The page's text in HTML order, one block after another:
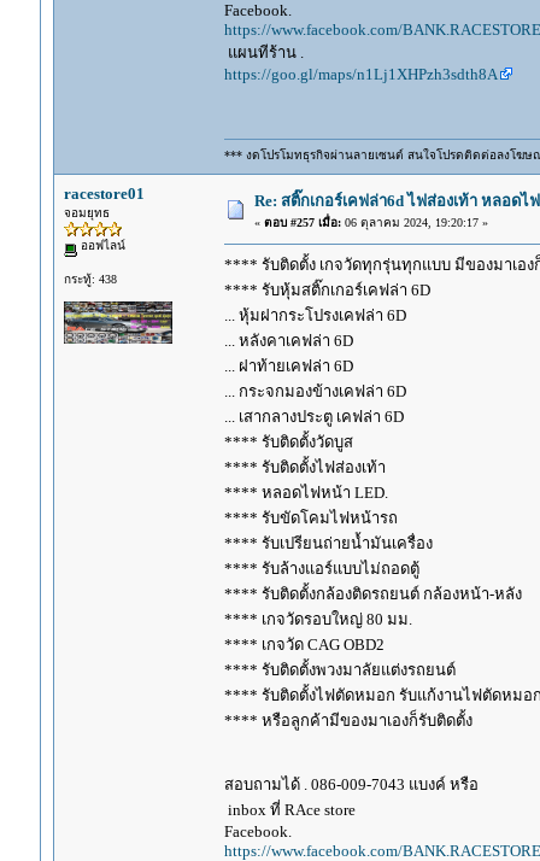
Facebook.
https://www.facebook.com/
แผนทีร้าน .
https://goo.gl/maps/n1Lj1XHPzh3sdth8A
*** งดโปรโมทธุรกิจผ่านลายเซนต์ สนใจโปรดติดต่อลงโฆษ
racestore01
จอมยุทธ
ออฟไลน์
กระทู้: 438
Re: สติ๊กเกอร์เคฟล่า6d ไฟส่องเท้า หลอด
« ตอบ #257 เมื่อ:06 ตุลาคม 2024, 19:20:17 »
**** รับติดตั้ง เกจวัดทุกรุ่นทุกแบบ มีของมาเอง
**** รับหุ้มสติ๊กเกอร์เคฟล่า 6D
... หุ้มฝากระโปรงเคฟล่า 6D
... หลังคาเคฟล่า 6D
... ฝาท้ายเคฟล่า 6D
... กระจกมองข้างเคฟล่า 6D
... เสากลางประตู เคฟล่า 6D
**** รับติดตั้งวัดบูส
**** รับติดตั้งไฟส่องเท้า
**** หลอดไฟหน้า LED.
**** รับขัดโคมไฟหน้ารถ
**** รับเปรียนถ่ายน้ำมันเครื่อง
**** รับล้างแอร์แบบไม่ถอดตู้
**** รับติดตั้งกล้องติดรถยนต์ กล้องหน้า-หลัง
**** เกจวัดรอบใหญ่ 80 มม.
**** เกจวัด CAG OBD2
**** รับติดตั้งพวงมาลัยแต่งรถยนต์
**** รับติดตั้งไฟตัดหมอก รับแก้งานไฟตัดหมอ
**** หรือลูกค้ามีของมาเองก็รับติดตั้ง
สอบถามได้ . 086-009-7043 แบงค์ หรือ
inbox ที่ RAce store
Facebook.
https://www.facebook.com/